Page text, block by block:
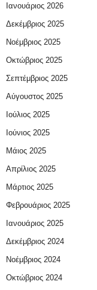
Ιανουάριος 2026
Δεκέμβριος 2025
Νοέμβριος 2025
Οκτώβριος 2025
Σεπτέμβριος 2025
Αύγουστος 2025
Ιούλιος 2025
Ιούνιος 2025
Μάιος 2025
Απρίλιος 2025
Μάρτιος 2025
Φεβρουάριος 2025
Ιανουάριος 2025
Δεκέμβριος 2024
Νοέμβριος 2024
Οκτώβριος 2024